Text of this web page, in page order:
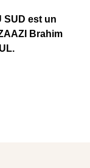
SUD est un
Brahim